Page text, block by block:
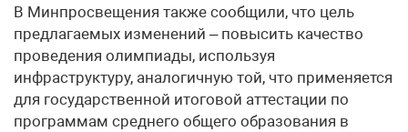
В Минпросвещения также сообщили, что цель
предлагаемых изменений – повысить качество
проведения олимпиады, используя
инфраструктуру, аналогичную той, что применяется
для государственной итоговой аттестации по
программам среднего общего образования в